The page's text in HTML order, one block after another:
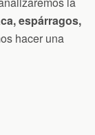
espárragos,
hacer una